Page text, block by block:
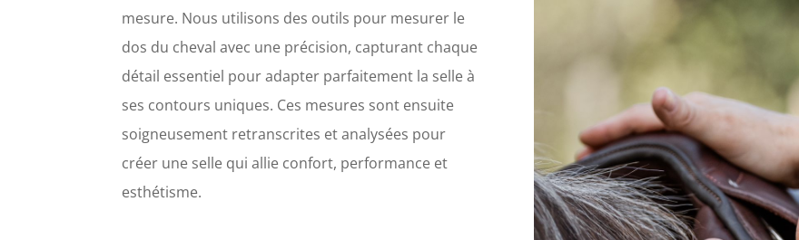
mesure. Nous utilisons des outils pour mesurer le
dos du cheval avec une précision, capturant chaque
détail essentiel pour adapter parfaitement la selle à
ses contours uniques. Ces mesures sont ensuite
soigneusement retranscrites et analysées pour
créer une selle qui allie confort, performance et
esthétisme.